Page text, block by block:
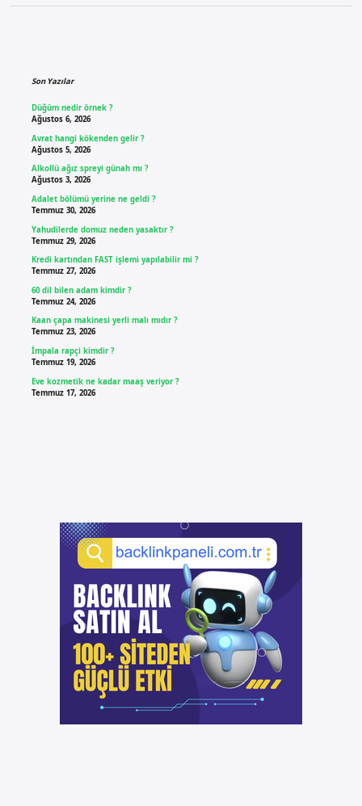
Son Yazılar
Düğüm nedir örnek ?
Ağustos 6, 2026
Avrat hangi kökenden gelir ?
Ağustos 5, 2026
Alkollü ağız spreyi günah mı ?
Ağustos 3, 2026
Adalet bölümü yerine ne geldi ?
Temmuz 30, 2026
Yahudilerde domuz neden yasaktır ?
Temmuz 29, 2026
Kredi kartından FAST işlemi yapılabilir mi ?
Temmuz 27, 2026
60 dil bilen adam kimdir ?
Temmuz 24, 2026
Kaan çapa makinesi yerli malı mıdır ?
Temmuz 23, 2026
İmpala rapçi kimdir ?
Temmuz 19, 2026
Eve kozmetik ne kadar maaş veriyor ?
Temmuz 17, 2026